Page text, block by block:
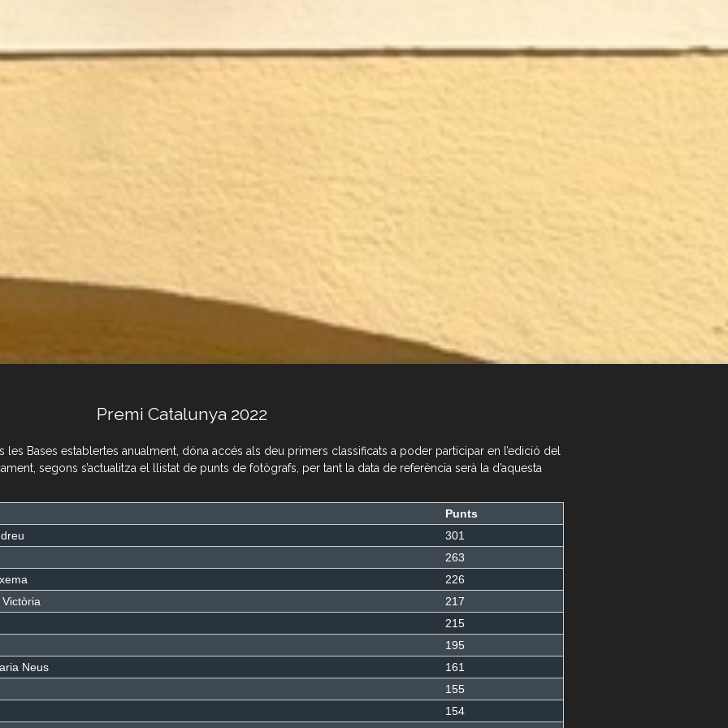
Premi Catalunya 2022
Bases establertes anualment, dóna accés als deu primers classificats a poder participar en l’edició del
segons s’actualitza el llistat de punts de fotògrafs, per tant la data de referència serà la d’aquesta
Punts
301
263
226
217
215
195
Neus
161
155
154